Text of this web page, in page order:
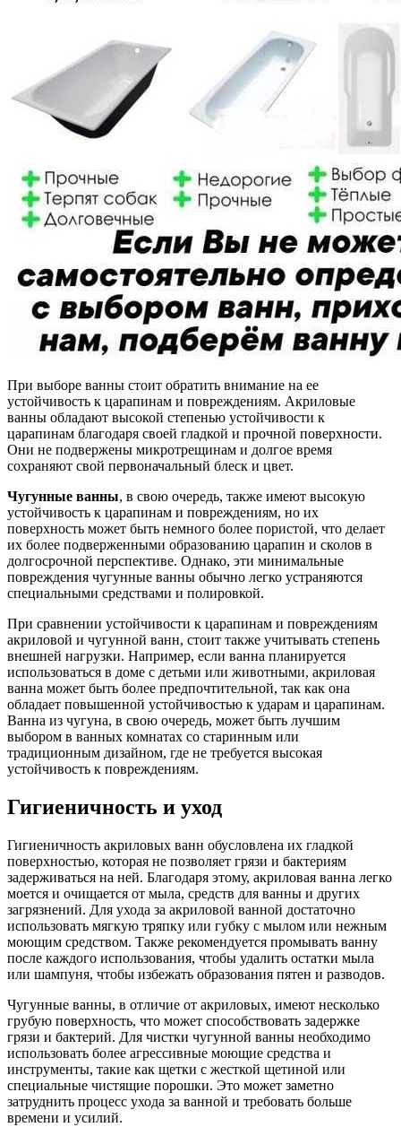
При выборе ванны стоит обратить внимание на ее
устойчивость к царапинам и повреждениям. Акриловые
ванны обладают высокой степенью устойчивости к
царапинам благодаря своей гладкой и прочной поверхности.
Они не подвержены микротрещинам и долгое время
сохраняют свой первоначальный блеск и цвет.
Чугунные ванны, в свою очередь, также имеют высокую
устойчивость к царапинам и повреждениям, но их
поверхность может быть немного более пористой, что делает
их более подверженными образованию царапин и сколов в
долгосрочной перспективе. Однако, эти минимальные
повреждения чугунные ванны обычно легко устраняются
специальными средствами и полировкой.
При сравнении устойчивости к царапинам и повреждениям
акриловой и чугунной ванн, стоит также учитывать степень
внешней нагрузки. Например, если ванна планируется
использоваться в доме с детьми или животными, акриловая
ванна может быть более предпочтительной, так как она
обладает повышенной устойчивостью к ударам и царапинам.
Ванна из чугуна, в свою очередь, может быть лучшим
выбором в ванных комнатах со старинным или
традиционным дизайном, где не требуется высокая
устойчивость к повреждениям.
Гигиеничность и уход
Гигиеничность акриловых ванн обусловлена их гладкой
поверхностью, которая не позволяет грязи и бактериям
задерживаться на ней. Благодаря этому, акриловая ванна легко
моется и очищается от мыла, средств для ванны и других
загрязнений. Для ухода за акриловой ванной достаточно
использовать мягкую тряпку или губку с мылом или нежным
моющим средством. Также рекомендуется промывать ванну
после каждого использования, чтобы удалить остатки мыла
или шампуня, чтобы избежать образования пятен и разводов.
Чугунные ванны, в отличие от акриловых, имеют несколько
грубую поверхность, что может способствовать задержке
грязи и бактерий. Для чистки чугунной ванны необходимо
использовать более агрессивные моющие средства и
инструменты, такие как щетки с жесткой щетиной или
специальные чистящие порошки. Это может заметно
затруднить процесс ухода за ванной и требовать больше
времени и усилий.